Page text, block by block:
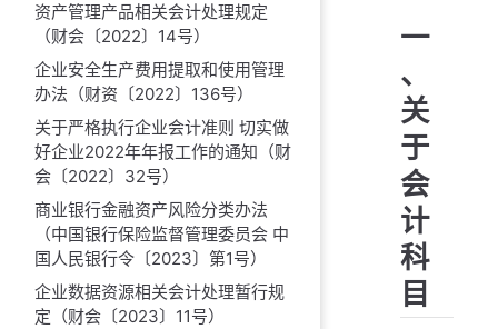
资产管理产品相关会计处理规定
（财会〔2022〕14号）
企业安全生产费用提取和使用管理
办法（财资〔2022〕136号）
关于严格执行企业会计准则 切实做
好企业2022年年报工作的通知（财
会〔2022〕32号）
商业银行金融资产风险分类办法
（中国银行保险监督管理委员会 中
国人民银行令〔2023〕第1号）
企业数据资源相关会计处理暂行规
定（财会〔2023〕11号）
一
、
关
于
会
计
科
目